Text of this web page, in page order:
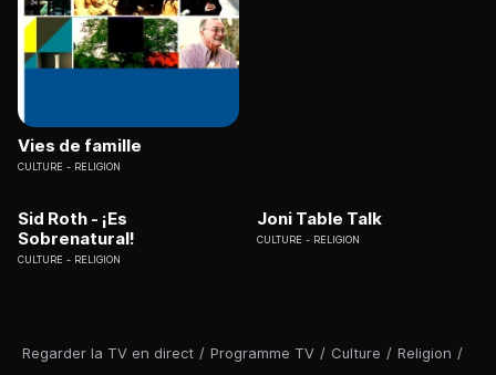
Regarder la TV en direct / Programme TV / Culture / Religion /
Vies de famille
CULTURE RELIGION
Sid Roth - ¡Es
Sobrenatural!
CULTURE RELIGION
Joni Table Talk
CULTURE RELIGION